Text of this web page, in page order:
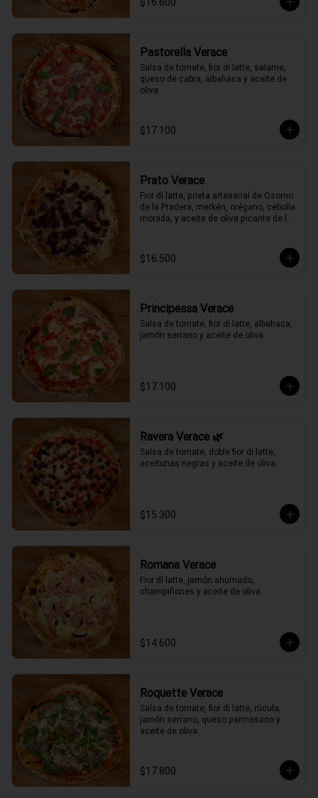
Pastorella Verace
Salsa de tomate, fior di latte, salame,
queso de cabra, albahaca y aceite de
oliva.
$17.100
Prato Verace
Fior di latte, prieta artesanal de Osorno
de la Pradera, merkén, orégano, cebolla
morada, y aceite de oliva picante de la
$16.500
Principessa Verace
Salsa de tomate, fior di latte, albahaca,
jamón serrano y aceite de oliva.
$17.100
Ravera Verace 🌿
Salsa de tomate, doble fior di latte,
aceitunas negras y aceite de oliva.
$15.300
Romana Verace
Fior di latte, jamón ahumado,
champiñones y aceite de oliva.
$14.600
Roquette Verace
Salsa de tomate, fior di latte, rúcula,
jamón serrano, queso parmesano y
aceite de oliva.
$17.800